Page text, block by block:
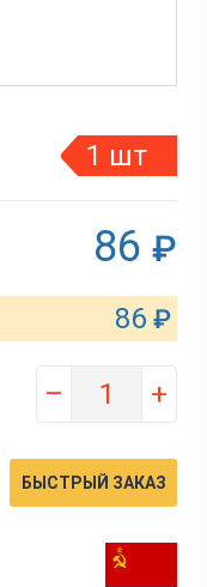
1 шт
86 ₽
86 ₽
– +
БЫСТРЫЙ ЗАКАЗ